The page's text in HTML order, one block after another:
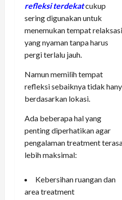
refleksi terdekatcukup
sering digunakan untuk
menemukan tempat relaksasi
yang nyaman tanpa harus
pergi terlalu jauh.
Namun memilih tempat
refleksi sebaiknya tidak
berdasarkan lokasi.
Ada beberapa hal yang
penting diperhatikan agar
pengalaman treatment
lebih maksimal:
Kebersihan ruangan dan
area treatment